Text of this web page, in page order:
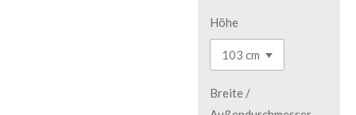
Höhe
Breite /